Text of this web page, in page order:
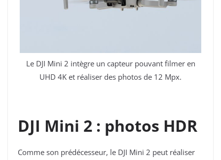
Le DJI Mini 2 intègre un capteur pouvant filmer en
UHD 4K et réaliser des photos de 12 Mpx.
DJI Mini 2 : photos HDR
Comme son prédécesseur, le DJI Mini 2 peut réaliser